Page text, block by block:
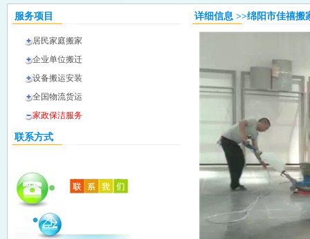
服务项目
居民家庭搬家
企业单位搬迁
设备搬运安装
全国物流货运
家政保洁服务
联系方式
详细信息 >>绵阳市佳禧搬